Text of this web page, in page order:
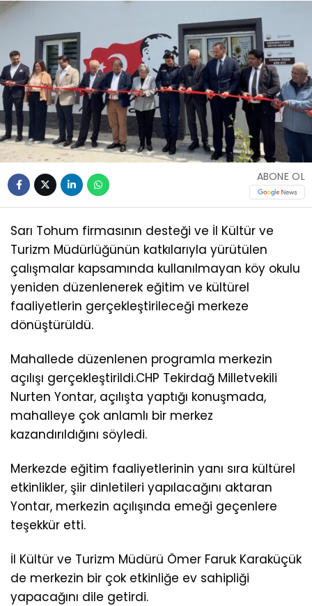
ABONE OL
Sarı Tohum firmasının desteği ve İl Kültür ve
Turizm Müdürlüğünün katkılarıyla yürütülen
çalışmalar kapsamında kullanılmayan köy okulu
yeniden düzenlenerek eğitim ve kültürel
faaliyetlerin gerçekleştirileceği merkeze
dönüştürüldü.
Mahallede düzenlenen programla merkezin
açılışı gerçekleştirildi.CHP Tekirdağ Milletvekili
Nurten Yontar, açılışta yaptığı konuşmada,
mahalleye çok anlamlı bir merkez
kazandırıldığını söyledi.
Merkezde eğitim faaliyetlerinin yanı sıra kültürel
etkinlikler, şiir dinletileri yapılacağını aktaran
Yontar, merkezin açılışında emeği geçenlere
teşekkür etti.
İl Kültür ve Turizm Müdürü Ömer Faruk Karaküçük
de merkezin bir çok etkinliğe ev sahipliği
yapacağını dile getirdi.